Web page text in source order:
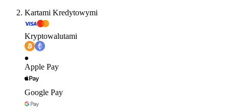
Kartami Kredytowymi
Kryptowalutami
Apple Pay
Google Pay